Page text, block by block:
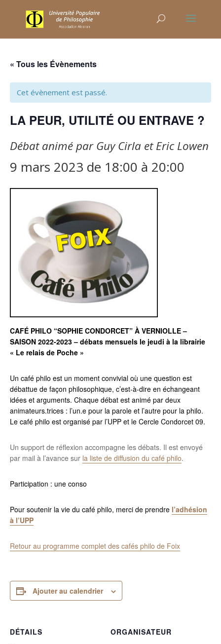
« Tous les Évènements
Cet évènement est passé.
LA PEUR, UTILITÉ OU ENTRAVE ?
Débat animé par Guy Cirla et Eric Lowen
9 mars 2023 de 18:00 à 20:00
CAFÉ PHILO “SOPHIE CONDORCET” À VERNIOLLE –
SAISON 2022-2023 – débats mensuels le jeudi à la librairie
« Le relais de Poche »
Un café philo est un moment convivial où une question est
débattue de façon philosophique, c’est-à-dire en échangeant
idées et arguments. Chaque débat est animé par deux
animateurs.trices : l’un.e pour la parole et l’autre pour la philo.
Le café philo est organisé par l’UPP et le Cercle Condorcet 09.
Un support de réflexion accompagne les débats. Il est envoyé
par mail à l’avance sur la liste de diffusion du café philo.
Participation : une conso
Pour soutenir la vie du café philo, merci de prendre l’adhésion
à l’UPP
Retour au programme complet des cafés philo de Foix
Ajouter au calendrier
DÉTAILS
ORGANISATEUR